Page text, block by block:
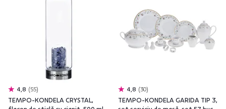
4,8 55
TEMPO-KONDELA CRYSTAL,
4,8 30
TEMPO-KONDELA GARIDA TIP 3,